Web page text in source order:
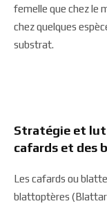
femelle que chez le
chez quelques
substrat.
Stratégie et
cafards et des
Les cafards ou
blattoptères